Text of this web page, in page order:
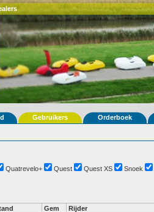
Gebruikers Orderboek
Quatrevelo+ Quest Quest XS Snoek
Gem Rijder